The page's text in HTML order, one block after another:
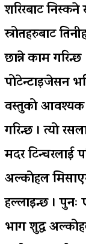
शरिरबाट
स्रोतहरुबाट
छान्ने काम
पोटेन्टाइजेसन
वस्तुको आवश्यक
गरिन्छ । त्यो
मदर टिन्चरलाई
अल्कोहल
हल्लाइन्छ ।
भाग शुद्ध